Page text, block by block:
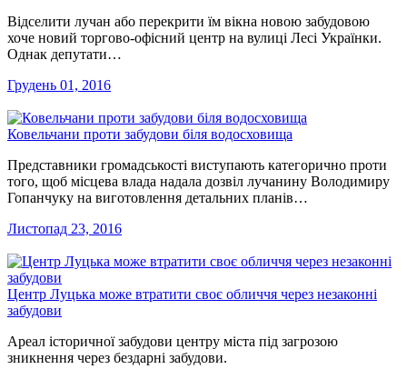
Відселити лучан або перекрити їм вікна новою забудовою
хоче новий торгово-офісний центр на вулиці Лесі Українки.
Однак депутати…
Грудень 01, 2016
Ковельчани проти забудови біля водосховища
Представники громадськості виступають категорично проти
того, щоб місцева влада надала дозвіл лучанину Володимиру
Гопанчуку на виготовлення детальних планів…
Листопад 23, 2016
Центр Луцька може втратити своє обличчя через незаконні
забудови
Ареал історичної забудови центру міста під загрозою
зникнення через бездарні забудови.